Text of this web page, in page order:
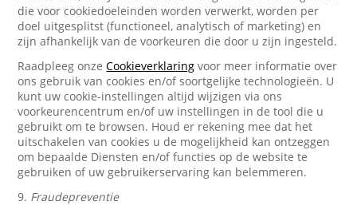
die voor cookiedoeleinden worden verwerkt, worden per
doel uitgesplitst (functioneel, analytisch of marketing) en
zijn afhankelijk van de voorkeuren die door u zijn ingesteld.
Raadpleeg onzeCookieverklaring voor meer informatie over
ons gebruik van cookies en/of soortgelijke technologieën. U
kunt uw cookie-instellingen altijd wijzigen via ons
voorkeurencentrum en/of uw instellingen in de tool die u
gebruikt om te browsen. Houd er rekening mee dat het
uitschakelen van cookies u de mogelijkheid kan ontzeggen
om bepaalde Diensten en/of functies op de website te
gebruiken of uw gebruikerservaring kan belemmeren.
9. Fraudepreventie